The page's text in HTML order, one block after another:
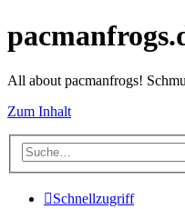
All about pacmanfrogs!
Zum Inhalt
Schnellzugriff